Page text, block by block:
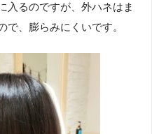
入るのですが、外ハネはま
で、膨らみにくいです。